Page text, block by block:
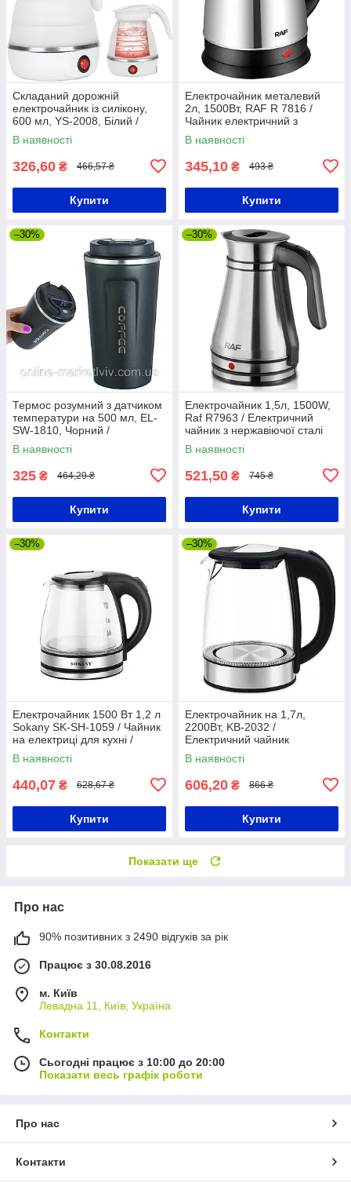
Складаний дорожній
електрочайник із силікону,
600 мл, YS-2008, Білий /
Маленький електричний
чайник
В наявності
326,60 ₴ 466,57 ₴
Купити
Електрочайник металевий
2л, 1500Вт, RAF R 7816 /
Чайник електричний з
нержавіючої сталі
В наявності
345,10 ₴ 493 ₴
Купити
–30%
Термос розумний з датчиком
температури на 500 мл, EL-
SW-1810, Чорний /
Термокружка з сенсорним
дисплеєм
В наявності
325 ₴ 464,29 ₴
Купити
–30%
Електрочайник 1,5л, 1500W,
Raf R7963 / Електричний
чайник з нержавіючої сталі
В наявності
521,50 ₴ 745 ₴
Купити
–30%
Електрочайник 1500 Вт 1,2 л
Sokany SK-SH-1059 / Чайник
на електриці для кухні /
Автоматичний чайник
В наявності
440,07 ₴ 628,67 ₴
Купити
–30%
Електрочайник на 1,7л,
2200Вт, KB-2032 /
Електричний чайник
дисковий / Чайник
електричний
В наявності
606,20 ₴ 866 ₴
Купити
Показати ще
Про нас
90% позитивних з 2490 відгуків за рік
Працює з 30.08.2016
м. Київ
Левадна 11, Київ, Україна
Контакти
Сьогодні працює з 10:00 до 20:00
Показати весь графік роботи
Про нас
Контакти